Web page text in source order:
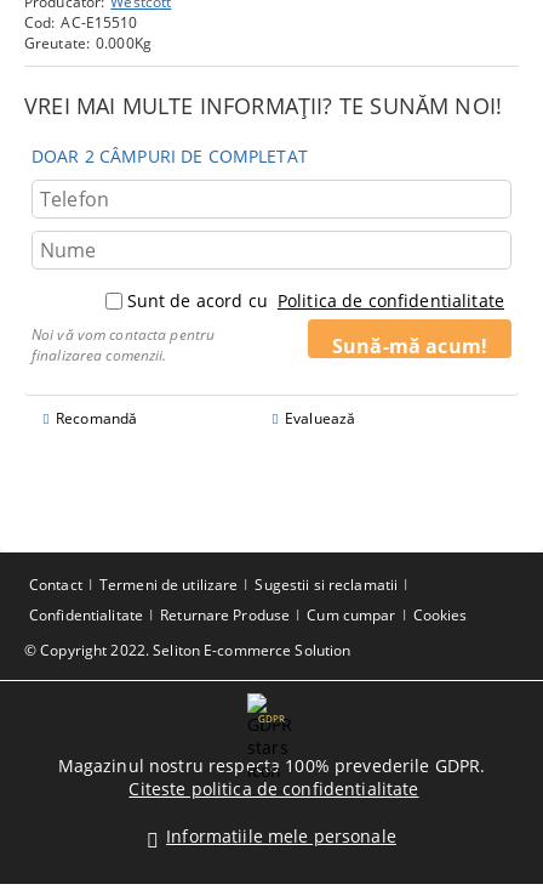
Cod: AC-E15510
Greutate: 0.000Kg
VREI MAI MULTE INFORMAȚII? TE SUNĂM NOI!
DOAR 2 CÂMPURI DE COMPLETAT
Sunt de acord cu Politica de confidentialitate
Noi vă vom contacta pentru
finalizarea comenzii.
Recomandă Evaluează
© Copyright 2022. Seliton E-commerce Solution
Contact Termeni de utilizare
Sugestii si reclamatii
Confidentialitate
Returnare Produse Cum cumpar Cookies
GDPR
Magazinul nostru respecta 100% prevederile GDPR.
Citeste politica de confidentialitate
Informatiile mele personale